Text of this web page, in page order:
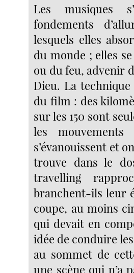
Les musiques
fondements
lesquels elles
du monde ; elles
ou du feu, advenir
Dieu. La
du film : des
sur les 150 sont
les
s’évanouissent et
trouve dans le
travelling
branchent-ils leur
coupe, au moins
qui devait en
idée de conduire
au sommet de
une scène qui n’a